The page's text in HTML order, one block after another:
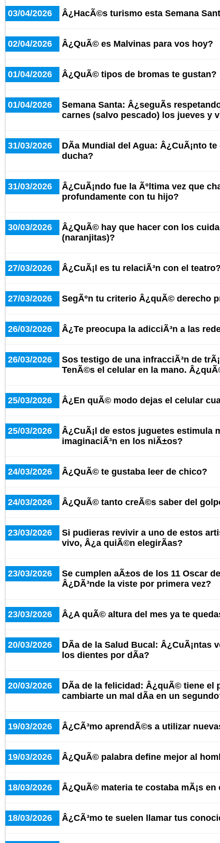
03/04/2026 Â¿HacÃ©s turismo esta Semana
02/04/2026 Â¿QuÃ© es Malvinas para vos hoy?
01/04/2026 Â¿QuÃ© tipos de bromas te gustan?
01/04/2026
Semana Santa: Â¿seguÃ­s
carnes (salvo pescado) los jueves y
31/03/2026
DÃ­a Mundial del Agua: Â¿CuÃ¡nto te
ducha?
31/03/2026
Â¿CuÃ¡ndo fue la Ãºltima vez que
profundamente con tu hijo?
30/03/2026
Â¿QuÃ© hay que hacer con los
(naranjitas)?
27/03/2026 Â¿CuÃ¡l es tu relaciÃ³n con el
27/03/2026 SegÃºn tu criterio Â¿quÃ© derecho
26/03/2026 Â¿Te preocupa la adicciÃ³n a las
26/03/2026
Sos testigo de una infracciÃ³n de
TenÃ©s el celular en la mano.
25/03/2026 Â¿En quÃ© modo dejas el celular
25/03/2026
Â¿CuÃ¡l de estos juguetes estimula
imaginaciÃ³n en los niÃ±os?
24/03/2026 Â¿QuÃ© te gustaba leer de chico?
24/03/2026 Â¿QuÃ© tanto creÃ©s saber del
23/03/2026
Si pudieras revivir a uno de estos
vivo, Â¿a quiÃ©n elegirÃ­as?
23/03/2026
Se cumplen aÃ±os de los 11 Oscar
Â¿DÃ³nde la viste por primera vez?
23/03/2026 Â¿A quÃ© altura del mes ya te
20/03/2026
DÃ­a de la Salud Bucal: Â¿CuÃ¡ntas
los dientes por dÃ­a?
20/03/2026
DÃ­a de la felicidad: Â¿quÃ© tiene el
cambiarte un mal dÃ­a en un
19/03/2026 Â¿CÃ³mo aprendÃ©s a utilizar
19/03/2026 Â¿QuÃ© palabra define mejor al
18/03/2026 Â¿QuÃ© materia te costaba mÃ¡s
18/03/2026 Â¿CÃ³mo te suelen llamar tus